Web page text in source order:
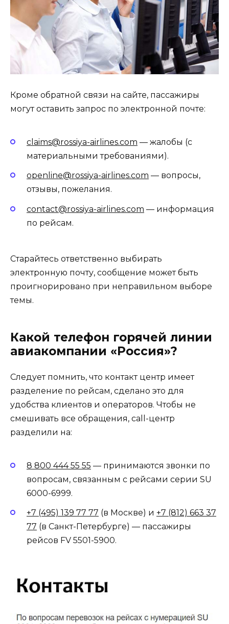
Кроме обратной связи на сайте, пассажиры
могут оставить запрос по электронной почте:
claims@rossiya-airlines.com — жалобы (с
материальными требованиями).
openline@rossiya-airlines.com — вопросы,
отзывы, пожелания.
contact@rossiya-airlines.com — информация
по рейсам.
Старайтесь ответственно выбирать
электронную почту, сообщение может быть
проигнорировано при неправильном выборе
темы.
Какой телефон горячей линии
авиакомпании «Россия»?
Следует помнить, что контакт центр имеет
разделение по рейсам, сделано это для
удобства клиентов и операторов. Чтобы не
смешивать все обращения, call-центр
разделили на:
8 800 444 55 55 — принимаются звонки по
вопросам, связанным с рейсами серии SU
6000-6999.
+7 (495) 139 77 77 (в Москве) и +7 (812) 663 37
77 (в Санкт-Петербурге) — пассажиры
рейсов FV 5501-5900.